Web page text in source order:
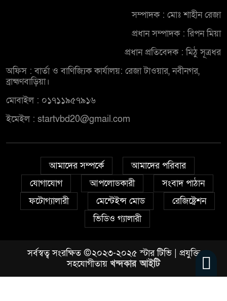
সম্পাদক : মোঃ শাহীন রেজা
প্রধান সম্পাদক : রিপন মিয়া
প্রধান প্রতিবেদক : মিঠু সূত্রধর
অফিস : বার্তা ও বাণিজ্যিক কার্যালয়: রেজা টাওয়ার, নবীনগর,
ব্রাহ্মণবাড়িয়া।
মোবাইল : ০১৭১১৯৫৭৯১৬
ইমেইল : startvbd20@gmail.com
আমাদের সম্পর্কে
আমাদের পরিবার
যোগাযোগ
আপলোডকারী
সংবাদ পাঠান
ফটোগ্যালারী
মেন্টেইন্স মোড
রেজিষ্ট্রেশন
ভিডিও গ্যালারী
সর্বস্বত্ব সংরক্ষিত ©২০২৩-২০২৫ স্টার টিভি | প্রযুক্তি
সহযোগীতায় খন্দকার আইটি